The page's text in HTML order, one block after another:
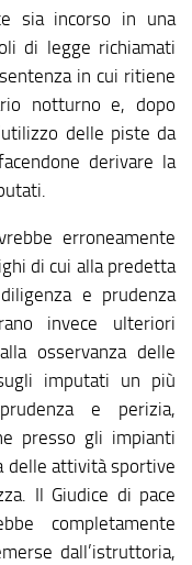
sia incorso in una
di legge richiamati
in cui ritiene
notturno e, dopo
delle piste da
derivare la
erroneamente
di cui alla predetta
e prudenza
invece ulteriori
osservanza delle
imputati un più
e perizia,
presso gli impianti
delle attività sportive
Il Giudice di pace
completamente
dall’istruttoria,